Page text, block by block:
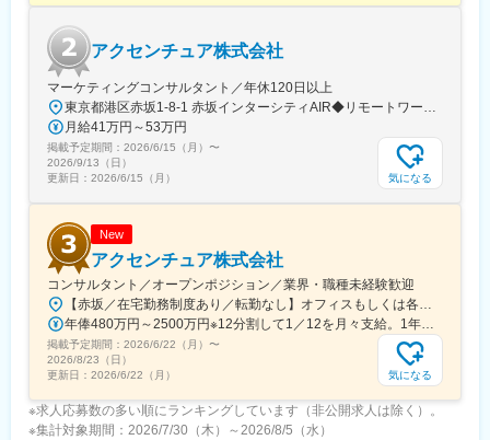
変更の範囲：当社業務全般
アクセンチュア株式会社
マーケティングコンサルタント／年休120日以上
東京都港区赤坂1-8-1 赤坂インターシティAIR◆リモートワーク相談可◆当面転勤なし＜アクセス＞東京メトロ銀座線、南北線「溜池山王駅」直結東京メトロ千代田線、丸ノ内線「国会議事堂前駅」直結※変更の範囲：会社の定める事業所※受動喫煙対策：屋内全面禁煙◆ この求人のPOINT ◆￣￣V￣￣￣￣￣￣￣￣￣＃世界約78万人規模の大手基盤で安定性◎裁量大きく挑戦・成長できる環境＃土日祝休／連続5日以上の休暇取得も可能！／フルフレックス（コアタイムなし）＃各国から集結したノウハウを活用して、国内の先駆けとなる提案もできる
月給41万円～53万円
掲載予定期間： 2026/6/15（月） 〜
2026/9/13（日）
更新日： 2026/6/15（月） 気になる
New
アクセンチュア株式会社
コンサルタント／オープンポジション／業界・職種未経験歓迎
【赤坂／在宅勤務制度あり／転勤なし】オフィスもしくは各エリアのプロジェクト先オフィス：【赤坂インターシティAIR】東京都港区赤坂1-8-1 赤坂インターシティAIR ※プロジェクトにより、国内出張、海外出張の可能性があります変更の範囲：会社の定める事業所（リモートワーク含む）
年俸480万円～2500万円※12分割して1／12を月々支給。1年に1度業績賞与を支給（12月）。※残業代は別途付与します。※経験・スキルを考慮の上、当社規定により優遇します。
掲載予定期間： 2026/6/22（月） 〜
2026/8/23（日）
更新日： 2026/6/22（月） 気になる
※求人応募数の多い順にランキングしています（非公開求人は除く）。
※集計対象期間：2026/7/30（木）～2026/8/5（水）